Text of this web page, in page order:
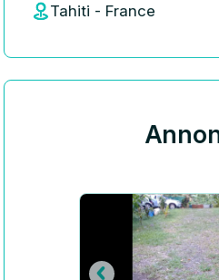
Tahiti - France